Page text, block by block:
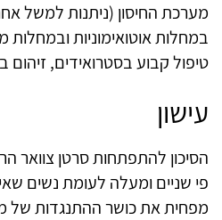
מערכת החיסון (ניתנות למשל
במחלות אוטואימוניות ובמחלות
טיפול קבוע בסטרואידים, זיהום
עישון
הסיכון להתפתחות סרטן צוואר
פי שניים ומעלה לעומת נשים
מפחית את כושר ההתנגדות של